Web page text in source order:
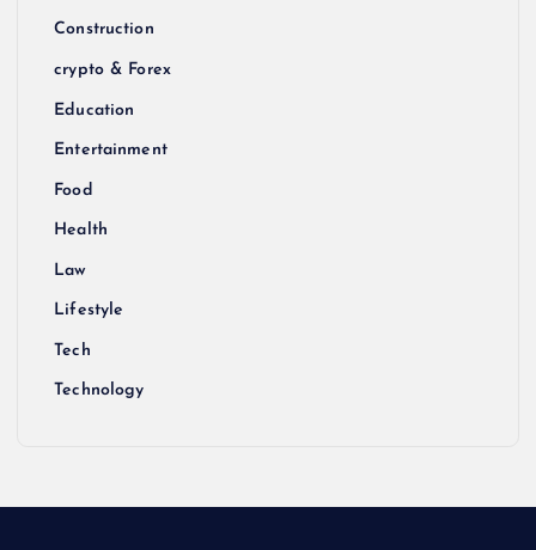
Construction
crypto & Forex
Education
Entertainment
Food
Health
Law
Lifestyle
Tech
Technology